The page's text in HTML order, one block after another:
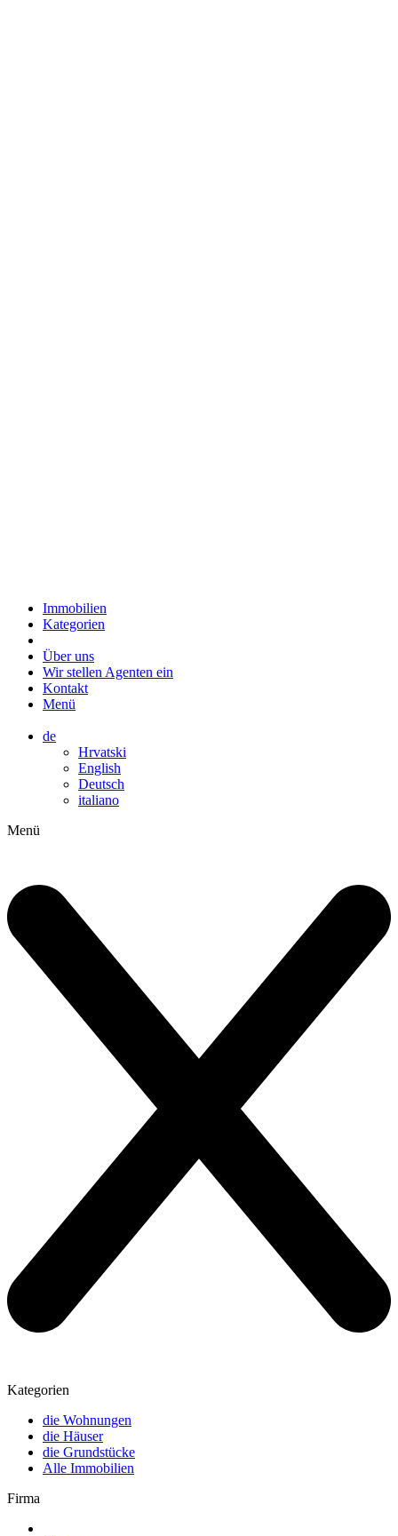
Immobilien
Kategorien
Über uns
Wir stellen Agenten ein
Kontakt
Menü
de
Hrvatski
English
Deutsch
italiano
Menü
Kategorien
die Wohnungen
die Häuser
die Grundstücke
Alle Immobilien
Firma